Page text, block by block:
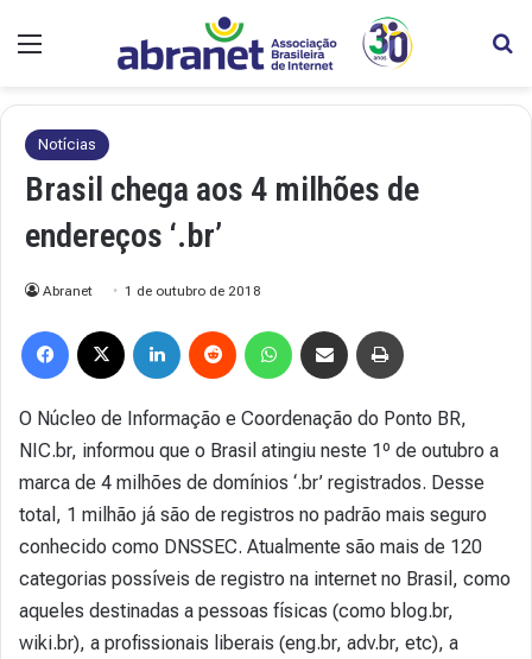
Notícias
Brasil chega aos 4 milhões de
endereços ‘.br’
Abranet 1 de outubro de 2018
O Núcleo de Informação e Coordenação do Ponto BR,
NIC.br, informou que o Brasil atingiu neste 1º de outubro a
marca de 4 milhões de domínios ‘.br’ registrados. Desse
total, 1 milhão já são de registros no padrão mais seguro
conhecido como DNSSEC. Atualmente são mais de 120
categorias possíveis de registro na internet no Brasil, como
aqueles destinadas a pessoas físicas (como blog.br,
wiki.br), a profissionais liberais (eng.br, adv.br, etc), a